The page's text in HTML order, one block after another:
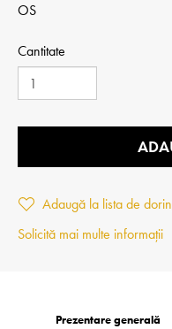
OS
Cantitate
Adaugă la lista de
Solicită mai multe informații
Prezentare generală